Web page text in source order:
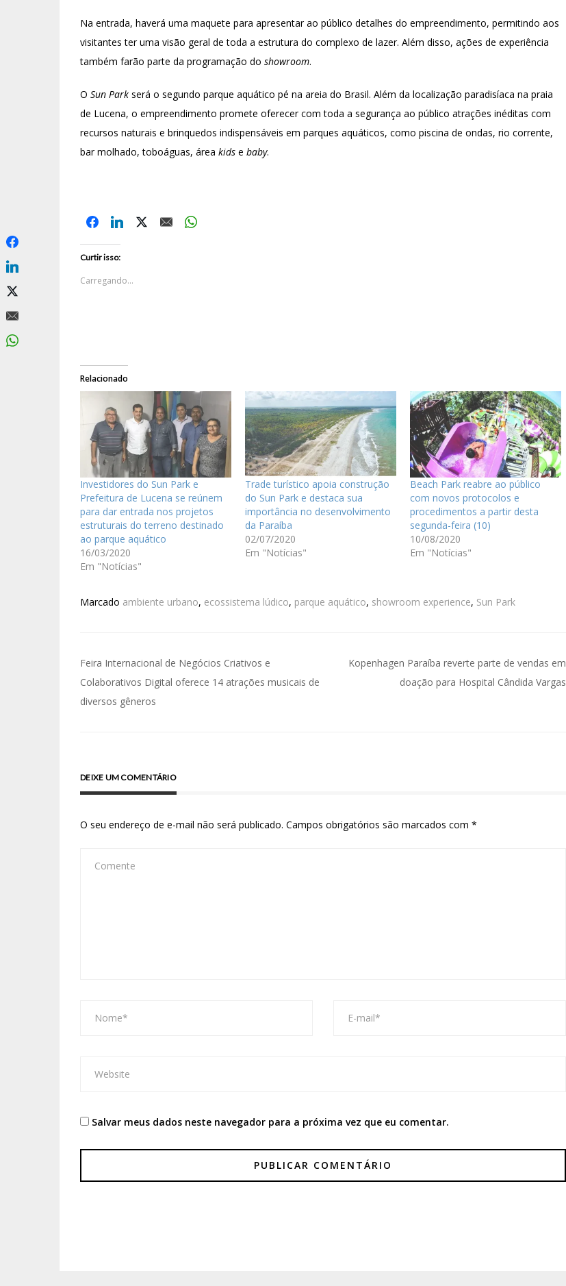
Na entrada, haverá uma maquete para apresentar ao público detalhes do empreendimento, permitindo aos
visitantes ter uma visão geral de toda a estrutura do complexo de lazer. Além disso, ações de experiência
também farão parte da programação do showroom.
O Sun Park será o segundo parque aquático pé na areia do Brasil. Além da localização paradisíaca na praia
de Lucena, o empreendimento promete oferecer com toda a segurança ao público atrações inéditas com
recursos naturais e brinquedos indispensáveis em parques aquáticos, como piscina de ondas, rio corrente,
bar molhado, toboáguas, área kids e baby.
Curtir isso:
Carregando...
Relacionado
Investidores do Sun Park e
Prefeitura de Lucena se reúnem
para dar entrada nos projetos
estruturais do terreno destinado
ao parque aquático
16/03/2020
Em "Notícias"
Trade turístico apoia construção
do Sun Park e destaca sua
importância no desenvolvimento
da Paraíba
02/07/2020
Em "Notícias"
Beach Park reabre ao público
com novos protocolos e
procedimentos a partir desta
segunda-feira (10)
10/08/2020
Em "Notícias"
Marcado ambiente urbano, ecossistema lúdico, parque aquático, showroom experience, Sun Park
Feira Internacional de Negócios Criativos e
Colaborativos Digital oferece 14 atrações musicais de
diversos gêneros
Kopenhagen Paraíba reverte parte de vendas em
doação para Hospital Cândida Vargas
DEIXE UM COMENTÁRIO
O seu endereço de e-mail não será publicado. Campos obrigatórios são marcados com *
Salvar meus dados neste navegador para a próxima vez que eu comentar.